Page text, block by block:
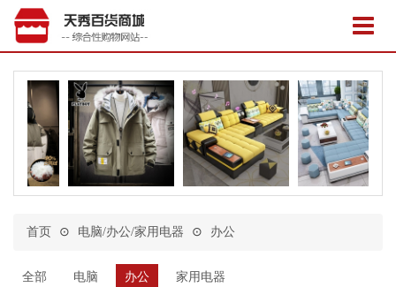
首页 ⊙ 电脑/办公/家用电器 ⊙ 办公
全部 电脑 办公 家用电器